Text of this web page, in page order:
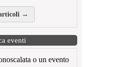
→
eventi
o un evento